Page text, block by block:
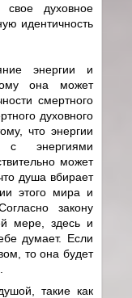
свое духовное
идентичность
энергии и
она может
смертного
духовного
что энергии
с энергиями
может
душа вбирает
этого мира и
закону
мере, здесь и
думает. Если
то она будет
такие как